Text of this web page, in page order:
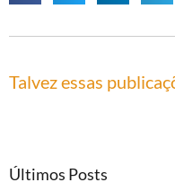
Talvez essas
Últimos Posts